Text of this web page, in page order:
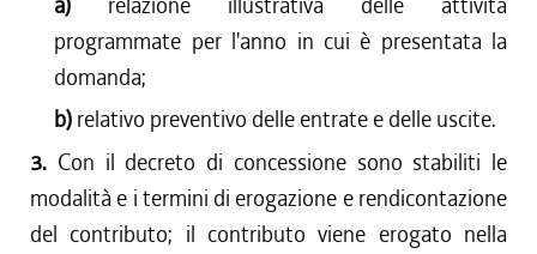
programmate per l'anno in cui è presentata la
domanda;
b) relativo preventivo delle entrate e delle uscite.
3. Con il decreto di concessione sono stabiliti le
modalità e i termini di erogazione e rendicontazione
del contributo; il contributo viene erogato nella